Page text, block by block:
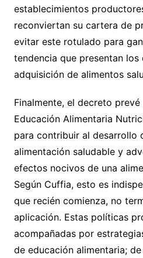
establecimientos
reconviertan su cartera de
evitar este rotulado para
tendencia que presentan los
adquisición de alimentos
Finalmente, el decreto
Educación Alimentaria
para contribuir al desarrollo
alimentación saludable y
efectos nocivos de una
Según Cuffia, esto es
que recién comienza, no
aplicación. Estas políticas
acompañadas por
de educación alimentaria;